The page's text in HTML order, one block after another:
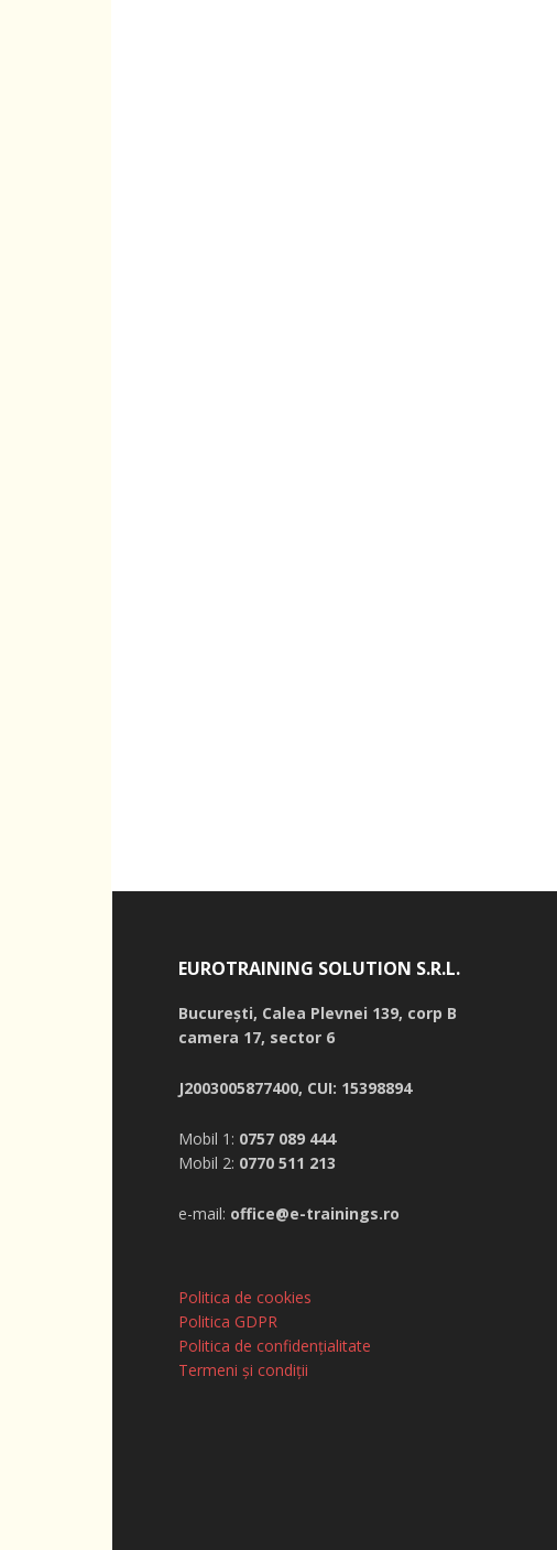
EUROTRAINING SOLUTION S.R.L.
București, Calea Plevnei 139, corp B
camera 17, sector 6
J2003005877400, CUI: 15398894
Mobil 1: 0757 089 444
Mobil 2: 0770 511 213
e-mail: office@e-trainings.ro
Politica de cookies
Politica GDPR
Politica de confidențialitate
Termeni și condiții